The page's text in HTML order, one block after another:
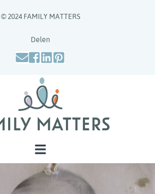
© 2024 FAMILY MATTERS
Delen